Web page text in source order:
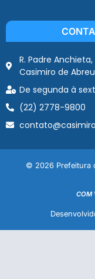
R. Padre
Casimiro de
De segunda à
(22) 2778-9800
© 2026 Prefeitura
COM